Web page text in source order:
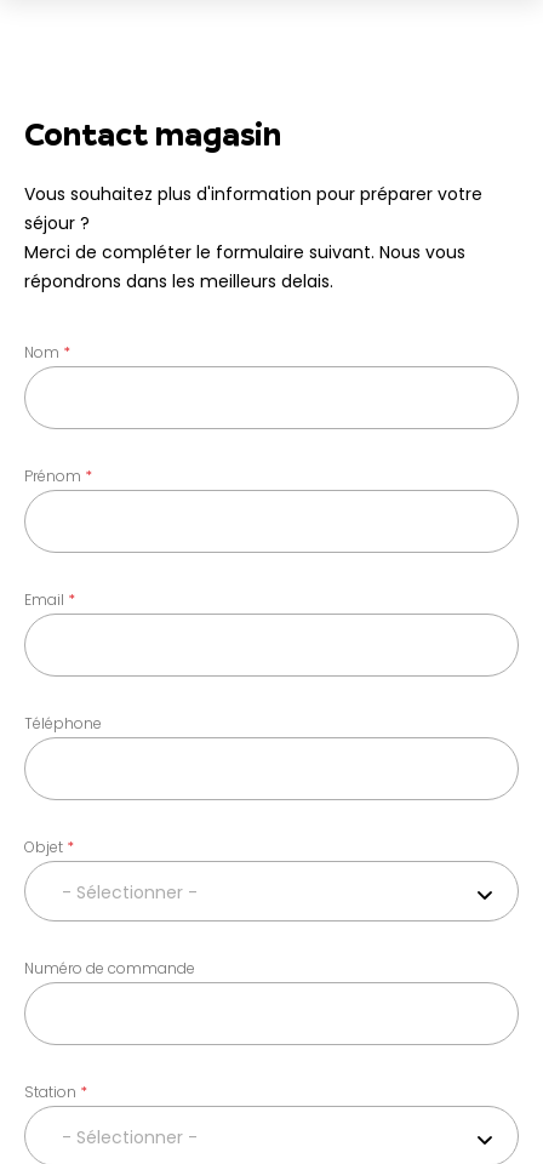
Contact magasin
Vous souhaitez plus d'information pour préparer votre
séjour ?
Merci de compléter le formulaire suivant. Nous vous
répondrons dans les meilleurs delais.
Nom
Prénom
Email
Téléphone
Objet
- Sélectionner -
Numéro de commande
Station
- Sélectionner -